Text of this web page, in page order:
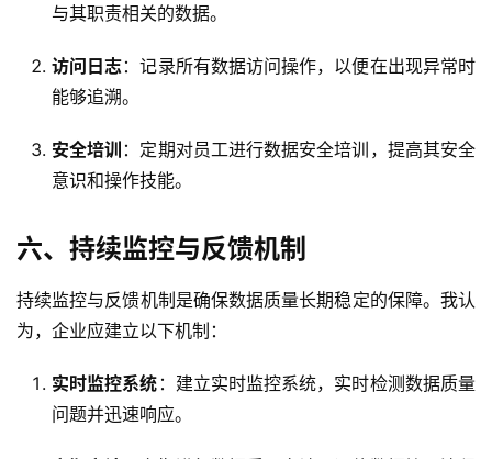
与其职责相关的数据。
访问日志：记录所有数据访问操作，以便在出现异常时
能够追溯。
安全培训 ：定期对员工进行数据安全培训，提高其安全
意识和操作技能。
六、持续监控与反馈机制
持续监控与反馈机制是确保数据质量长期稳定的保障。我认
为，企业应建立以下机制：
实时监控系统 ：建立实时监控系统，实时检测数据质量
问题并迅速响应。